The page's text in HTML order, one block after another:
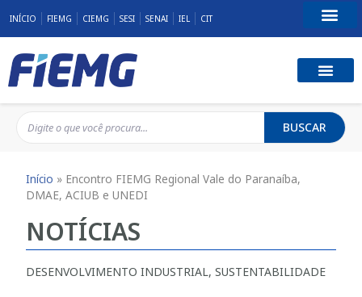
INÍCIO FIEMG CIEMG SESI SENAI IEL CIT
BUSCAR
Início » Encontro FIEMG Regional Vale do Paranaíba,
DMAE, ACIUB e UNEDI
NOTÍCIAS
DESENVOLVIMENTO INDUSTRIAL,SUSTENTABILIDADE